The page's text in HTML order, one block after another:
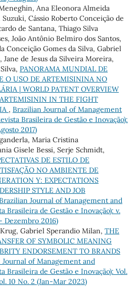
Ana Eleonora Almeida
Cássio Roberto Conceição de
de Santana, Thiago Silva
João Antônio Belmiro dos Santos,
Conceição Gomes da Silva, Gabriel
Jane de Jesus da Silveira Moreira,
PANORAMA MUNDIAL DE
O USO DE ARTEMISININA NO
| WORLD PATENT OVERVIEW
IN THE FIGHT
, Brazilian Journal of Management
Brasileira de Gestão e Inovação):
2017)
Maria Cristina
Gisele Bessi, Serje Schmidt,
DE ESTILO DE
NO AMBIENTE DE
Y: EXPECTATIONS
STYLE AND JOB
Journal of Management and
Brasileira de Gestão e Inovação): v.
Dezembro 2016)
Gabriel Sperandio Milan, THE
OF SYMBOLIC MEANING
ENDORSEMENT TO BRANDS
Journal of Management and
Brasileira de Gestão e Inovação): Vol.
10 No. 2 (Jan-Mar 2023)